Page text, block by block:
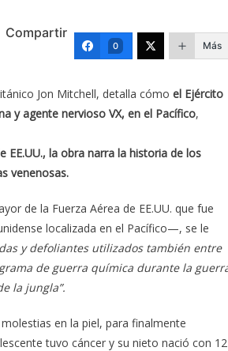
Compartir
0 Más
Jon Mitchell, detalla cómo el Ejército
y agente nervioso VX, en el Pacífico,
la obra narra la historia de los
venenosas.
de la Fuerza Aérea de EE.UU. que fue
localizada en el Pacífico—, se le
y defoliantes utilizados también entre
de guerra química durante la
la jungla”.
en la piel, para finalmente
tuvo cáncer y su nieto nació con 12